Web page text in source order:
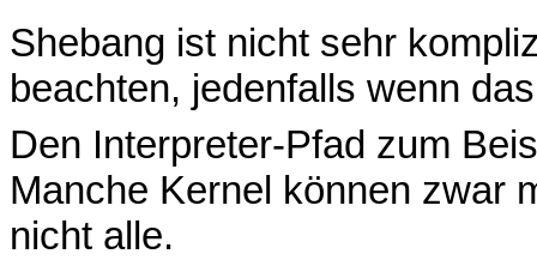
Shebang ist nicht sehr
beachten, jedenfalls wenn
Den Interpreter-Pfad zum
Manche Kernel können zwar
nicht alle.